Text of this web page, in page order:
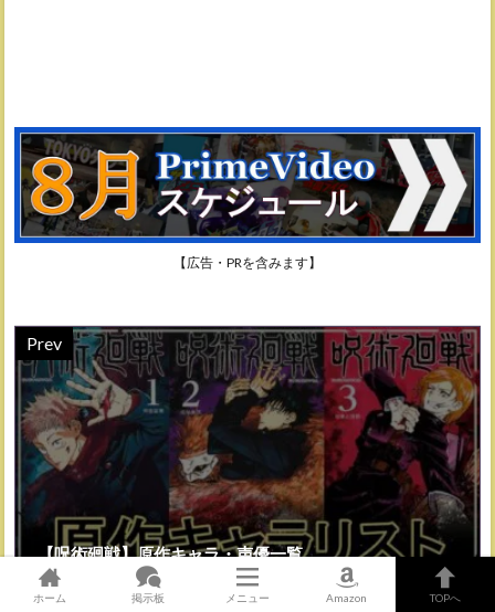
【広告・PRを含みます】
Prev
【呪術廻戦】原作キャラ・声優一覧
ホーム 掲示板 メニュー Amazon TOPへ